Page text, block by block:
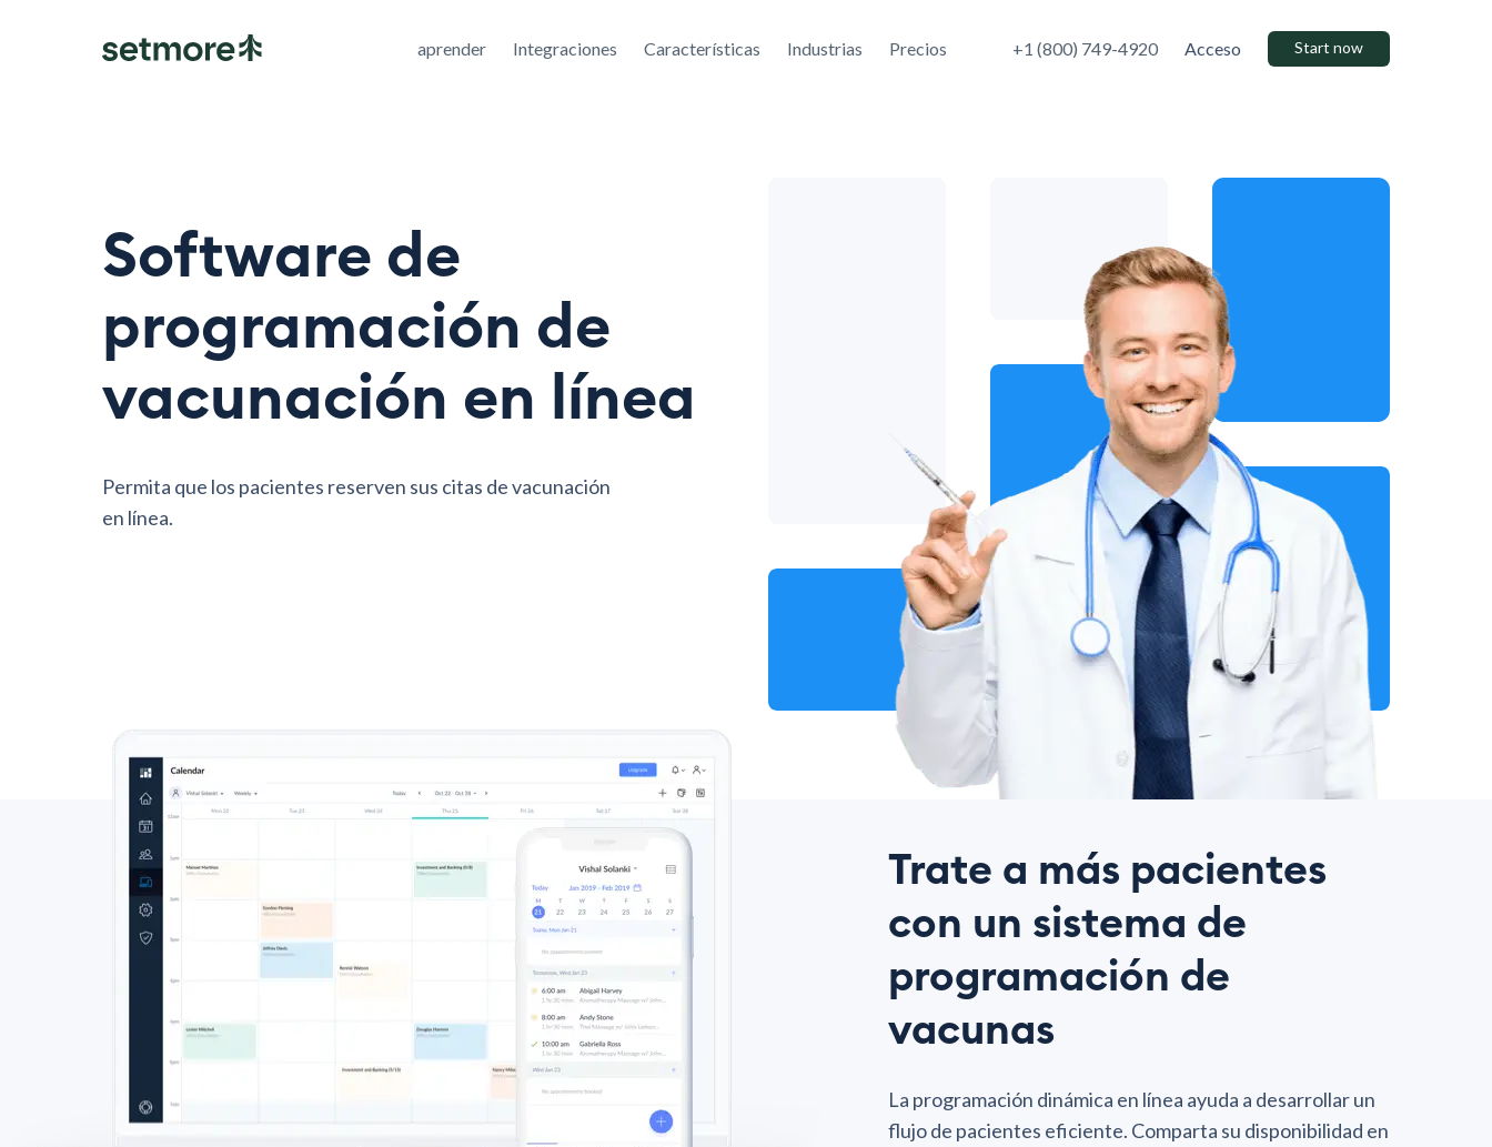
aprender Integraciones Características Industrias Precios +1 (800) 749-4920 Acceso Start now
Software de
programación de
vacunación en línea
Permita que los pacientes reserven sus citas de vacunación
en línea.
Trate a más pacientes
con un sistema de
programación de
vacunas
La programación dinámica en línea ayuda a desarrollar un
flujo de pacientes eficiente. Comparta su disponibilidad en